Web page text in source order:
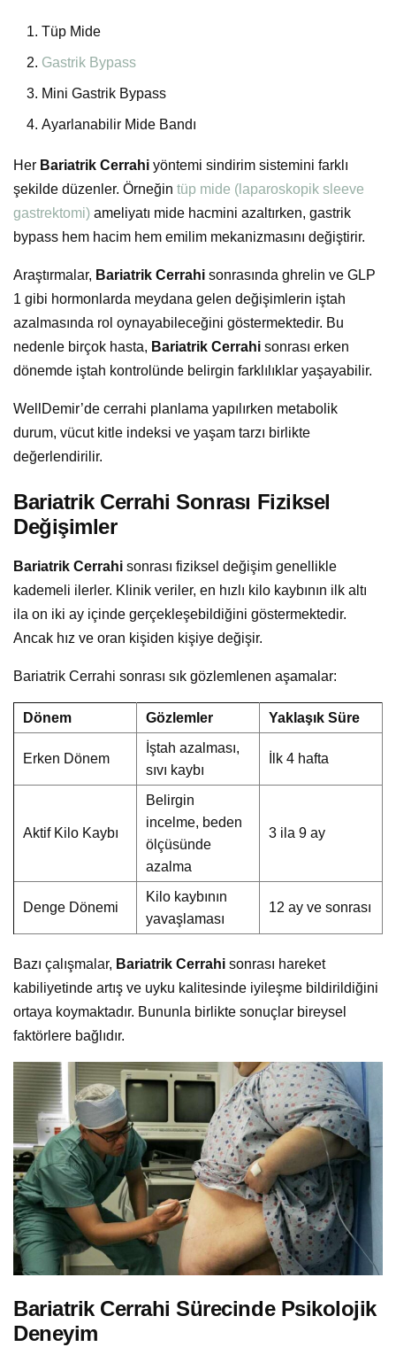
Tüp Mide
Gastrik Bypass
Mini Gastrik Bypass
Ayarlanabilir Mide Bandı
Her Bariatrik Cerrahi yöntemi sindirim sistemini farklı
şekilde düzenler. Örneğin tüp mide (laparoskopik sleeve
gastrektomi) ameliyatı mide hacmini azaltırken, gastrik
bypass hem hacim hem emilim mekanizmasını değiştirir.
Araştırmalar, Bariatrik Cerrahi sonrasında ghrelin ve GLP
1 gibi hormonlarda meydana gelen değişimlerin iştah
azalmasında rol oynayabileceğini göstermektedir. Bu
nedenle birçok hasta, Bariatrik Cerrahi sonrası erken
dönemde iştah kontrolünde belirgin farklılıklar yaşayabilir.
WellDemir’de cerrahi planlama yapılırken metabolik
durum, vücut kitle indeksi ve yaşam tarzı birlikte
değerlendirilir.
Bariatrik Cerrahi Sonrası Fiziksel
Değişimler
Bariatrik Cerrahi sonrası fiziksel değişim genellikle
kademeli ilerler. Klinik veriler, en hızlı kilo kaybının ilk altı
ila on iki ay içinde gerçekleşebildiğini göstermektedir.
Ancak hız ve oran kişiden kişiye değişir.
Bariatrik Cerrahi sonrası sık gözlemlenen aşamalar:
Dönem Gözlemler Yaklaşık Süre
Erken Dönem
İştah azalması,
sıvı kaybı
İlk 4 hafta
Aktif Kilo Kaybı
Belirgin
incelme, beden
ölçüsünde
azalma
3 ila 9 ay
Denge Dönemi
Kilo kaybının
yavaşlaması
12 ay ve sonrası
Bazı çalışmalar, Bariatrik Cerrahi sonrası hareket
kabiliyetinde artış ve uyku kalitesinde iyileşme bildirildiğini
ortaya koymaktadır. Bununla birlikte sonuçlar bireysel
faktörlere bağlıdır.
Bariatrik Cerrahi Sürecinde Psikolojik
Deneyim